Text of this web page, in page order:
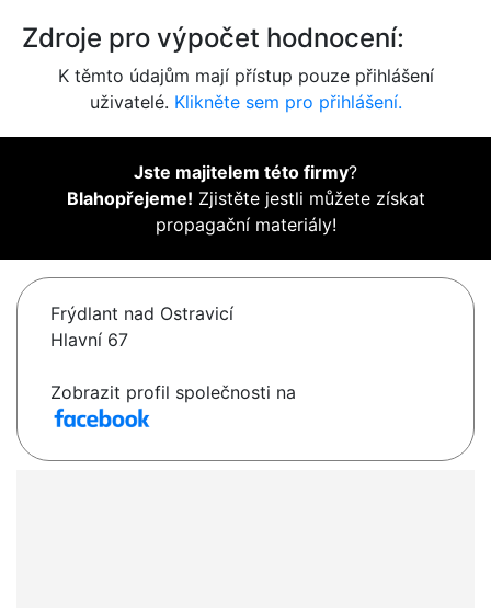
Zdroje pro výpočet hodnocení:
K těmto údajům mají přístup pouze přihlášení
uživatelé. Klikněte sem pro přihlášení.
Jste majitelem této firmy?
Blahopřejeme! Zjistěte jestli můžete získat
propagační materiály!
Frýdlant nad Ostravicí
Hlavní 67
Zobrazit profil společnosti na